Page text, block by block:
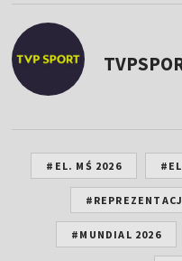
#EL. MŚ 2026
#MUNDIAL 2026